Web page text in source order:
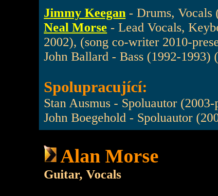
Jimmy Keegan - Drums, Vocals
Neal Morse - Lead Vocals,
2002), (song co-writer 2010-
John Ballard - Bass (1992-1993)
Spolupracující:
Stan Ausmus - Spoluautor (2003-
John Boegehold - Spoluautor
Alan Morse
Guitar, Vocals